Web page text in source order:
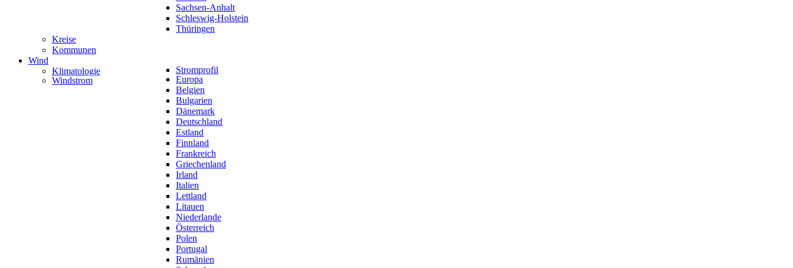
Sachsen-Anhalt
Schleswig-Holstein
Thüringen
Kreise
Kommunen
Wind
Klimatologie
Stromprofil
Windstrom
Europa
Belgien
Bulgarien
Dänemark
Deutschland
Estland
Finnland
Frankreich
Griechenland
Irland
Italien
Lettland
Litauen
Niederlande
Österreich
Polen
Portugal
Rumänien